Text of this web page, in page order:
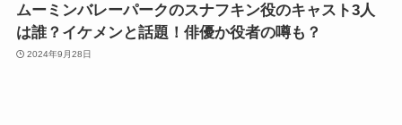
ムーミンバレーパークのスナフキン役のキャスト3人
は誰？イケメンと話題！俳優か役者の噂も？
2024年9月28日